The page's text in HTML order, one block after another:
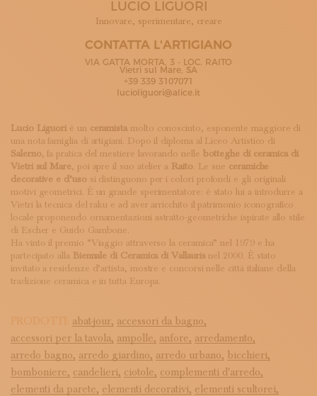
ISCRIVITI ALLA NEWSLETTER
LOGIN
LUCIO LIGUORI
Innovare, sperimentare, creare
CONTATTA L'ARTIGIANO
VIA GATTA MORTA, 3 - LOC. RAITO
Vietri sul Mare, SA
+39 339 3107071
lucioliguori@alice.it
Lucio Liguori è un ceramistamolto conosciuto, esponente maggiore di
una nota famiglia di artigiani. Dopo il diploma al Liceo Artistico di
Salerno, fa pratica del mestiere lavorando nelle botteghe di ceramica di
Vietri sul Mare, poi apre il suo atelier a Raito. Le sue
ceramiche
decorative e d’uso si distinguono per i colori profondi e gli originali
motivi geometrici. È un grande sperimentatore: è stato lui a introdurre a
Vietri la tecnica del raku e ad aver arricchito il patrimonio iconografico
locale proponendo ornamentazioni astratto-geometriche ispirate allo stile
di Escher e Guido Gambone.
Ha vinto il premio “Viaggio attraverso la ceramica” nel 1979 e ha
partecipato alla Biennale di Ceramica di Vallauris nel 2000. È stato
invitato a residenze d’artista, mostre e concorsi nelle città italiane della
tradizione ceramica e in tutta Europa.
PRODOTTI: abat-jour, accessori da bagno,
accessori per la tavola, ampolle, anfore, arredamento,
arredo bagno, arredo giardino, arredo urbano, bicchieri,
bomboniere, candelieri, ciotole, complementi d'arredo,
elementi da parete, elementi decorativi, elementi scultorei,